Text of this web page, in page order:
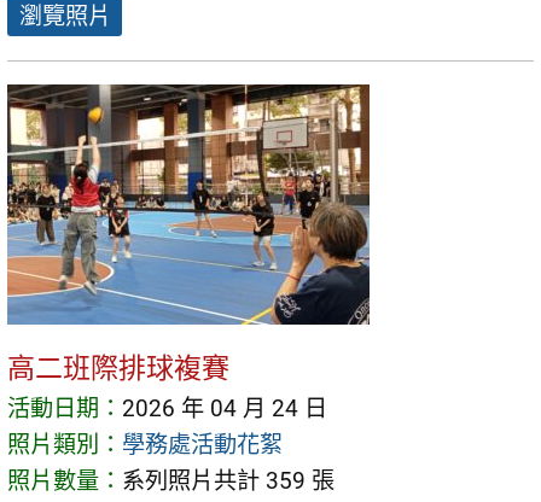
瀏覽照片
高二班際排球複賽
活動日期： 2026 年 04 月 24 日
照片類別： 學務處活動花絮
照片數量： 系列照片共計 359 張